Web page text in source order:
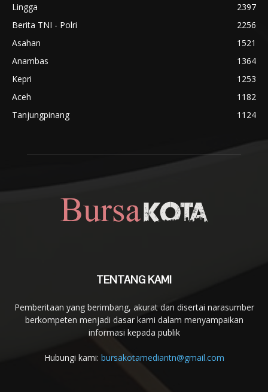
Lingga
2397
Berita TNI - Polri
2256
Asahan
1521
Anambas
1364
Kepri
1253
Aceh
1182
Tanjungpinang
1124
TENTANG KAMI
Pemberitaan yang berimbang, akurat dan disertai narasumber
berkompeten menjadi dasar kami dalam menyampaikan
informasi kepada publik
Hubungi kami: bursakotamediantn@gmail.com